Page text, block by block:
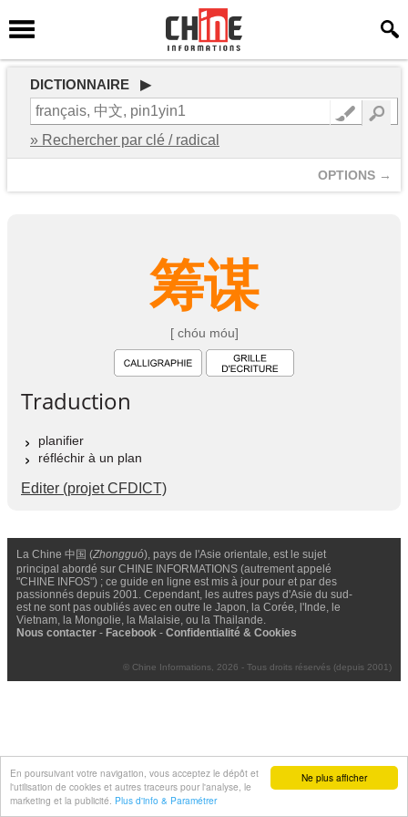
Ne plus afficher
En poursuivant votre navigation, vous acceptez le dépôt et
l'utilisation de cookies et autres traceurs pour l'analyse, le
marketing et la publicité. Plus d'info & Paramétrer
DICTIONNAIRE ▶
» Rechercher par clé / radical
OPTIONS →
筹谋
[ chóu móu]
Traduction
planifier
réfléchir à un plan
Editer (projet CFDICT)
La Chine 中国 (Zhongguó), pays de l'Asie orientale, est le sujet
principal abordé sur CHINE INFORMATIONS (autrement appelé
"CHINE INFOS") ; ce guide en ligne est mis à jour pour et par des
passionnés depuis 2001. Cependant, les autres pays d'Asie du sud-
est ne sont pas oubliés avec en outre le Japon, la Corée, l'Inde, le
Vietnam, la Mongolie, la Malaisie, ou la Thailande.
Nous contacter - Facebook - Confidentialité & Cookies
© Chine Informations, 2026 - Tous droits réservés (depuis 2001)